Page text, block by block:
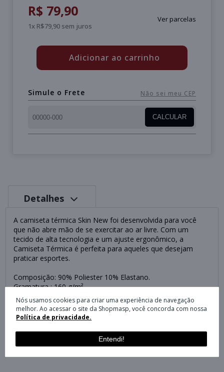
Ver parcelas
R$ 79,90
1x R$79,90 sem juros
Adicionar ao carrinho
Simule o Frete Não sei meu CEP
CALCULAR
Detalhes
A camiseta térmica Skin New foi desenvolvida para você
que não abre mão de se exercitar ao ar livre. Com um
tecido de alta tecnologia e um ajuste ergonômico, a
Camiseta Térmica é perfeita para aqueles que desejam
praticar esportes.
Composição: 90% Poliester 10% Elastano.
Gramatura : 160 g/m².
Embalagem: Peça.
COR: AZUL 04498
PRETO 04498
BRANCO 04498
Nós usamos cookies para criar uma experiência de navegação
melhor. Ao acessar o site da Shopmasp, você concorda com nossa
Política de privacidade.
Entendi!